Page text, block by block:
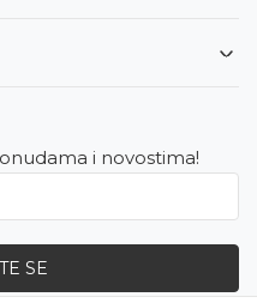
i novostima!
SE